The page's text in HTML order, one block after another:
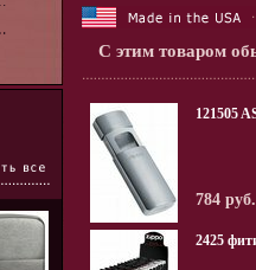
С этим товаром
121505
784 руб.
2425